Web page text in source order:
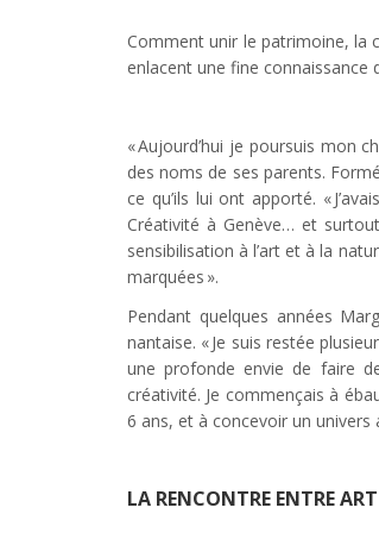
Comment unir le patrimoine, la
enlacent une fine
« Aujourd’hui je poursuis mon
des noms de ses parents.
ce qu’ils lui ont apporté. «
Créativité à Genève… et
sensibilisation à l’art et à la
marquées ».
Pendant quelques années
nantaise. « Je suis restée
une profonde envie de faire
créativité. Je commençais à
6 ans, et à concevoir un univers
LA RENCONTRE ENTRE